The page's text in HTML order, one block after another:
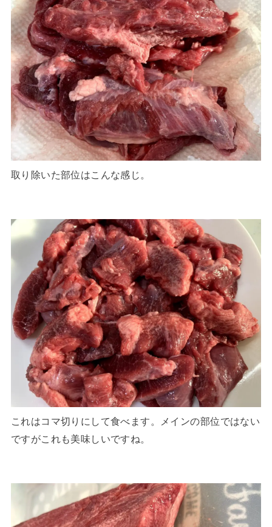
取り除いた部位はこんな感じ。
これはコマ切りにして食べます。メインの部位ではない
ですがこれも美味しいですね。